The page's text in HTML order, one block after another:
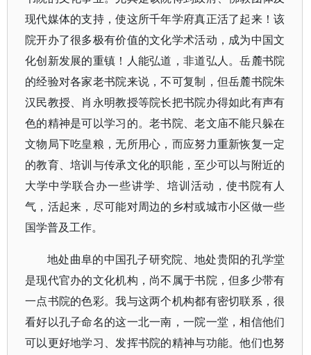
现代媒体的支持，使这所千年学府真正活了起来！该
院开办了很多极有价值的文化学术活动，成为中国文
化创新发展的重镇！人能弘道，非道弘人。岳麓书院
的经验对各家老书院来说，不可复制，但岳麓书院朱
汉民教授、肖永明教授等院长把书院办得如此有声有
色的精神是可以学习的。老书院、老文庙不能只躲在
文物局下吃皇粮，无所用心，而应努力重新恢复一定
的教育、培训与传承文化的职能，至少可以与附近的
大学中学联合办一些讲学、培训活动，使书院有人
气，活起来，尽可能对周边的乡村或城市小区做一些
国学普及工作。
地处曲阜的中国孔子研究院、地处贵阳的孔学堂
是现代官办的文化机构，尚不属于书院，但多少带有
一点书院的色彩。我与这两个机构都有密切联系，很
看好以孔子命名的这一北一南，一院一堂，相信他们
可以更好地学习、发挥书院的精神与功能。他们也努